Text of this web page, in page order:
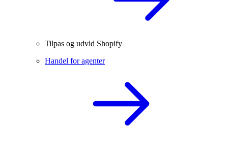
Tilpas og udvid Shopify
Handel for agenter